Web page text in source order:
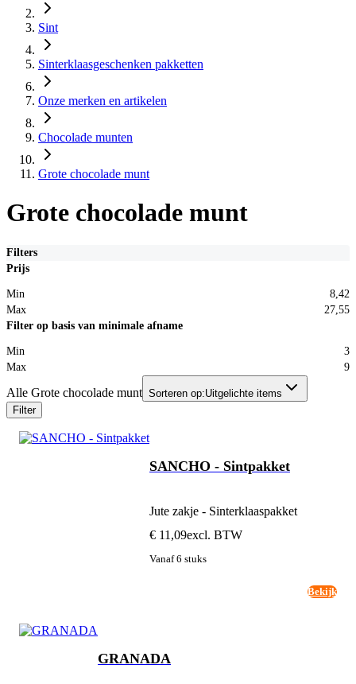
Sint
Sinterklaasgeschenken pakketten
Onze merken en artikelen
Chocolade munten
Grote chocolade munt
Grote chocolade munt
Filters
Prijs
Min
8,42
Max
27,55
Filter op basis van minimale afname
Min
3
Max
9
Alle Grote chocolade munt Sorteren op:Uitgelichte items
Filter
SANCHO - Sintpakket
Jute zakje - Sinterklaaspakket
€ 11,09excl. BTW
Vanaf 6 stuks
Bekijk
GRANADA